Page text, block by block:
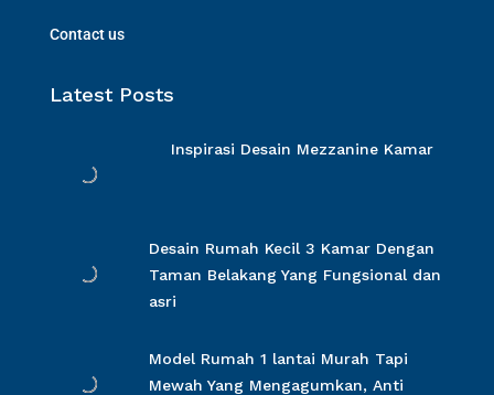
Contact us
Latest Posts
Inspirasi Desain Mezzanine Kamar
Desain Rumah Kecil 3 Kamar Dengan
Taman Belakang Yang Fungsional dan
asri
Model Rumah 1 lantai Murah Tapi
Mewah Yang Mengagumkan, Anti